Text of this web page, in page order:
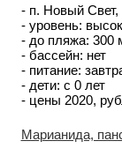
- п. Новый
- уровень:
- до пляжа: 300
- бассейн: нет
- питание:
- дети: с 0 лет
- цены 2020,
Марианида,